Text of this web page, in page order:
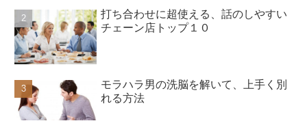
打ち合わせに超使える、話のしやすい
チェーン店トップ１０
モラハラ男の洗脳を解いて、上手く別
れる方法